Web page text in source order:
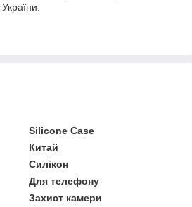
Silicone Case
Китай
Силікон
Для телефону
Захист камери